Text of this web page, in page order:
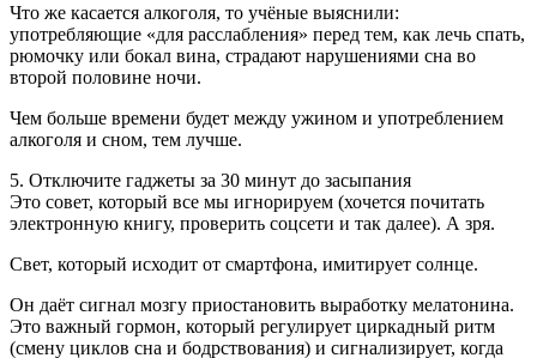
Что же касается алкоголя, то учёные выяснили:
употребляющие «для расслабления» перед тем, как лечь спать,
рюмочку или бокал вина, страдают нарушениями сна во
второй половине ночи.
Чем больше времени будет между ужином и употреблением
алкоголя и сном, тем лучше.
5. Отключите гаджеты за 30 минут до засыпания
Это совет, который все мы игнорируем (хочется почитать
электронную книгу, проверить соцсети и так далее). А зря.
Свет, который исходит от смартфона, имитирует солнце.
Он даёт сигнал мозгу приостановить выработку мелатонина.
Это важный гормон, который регулирует циркадный ритм
(смену циклов сна и бодрствования) и сигнализирует, когда